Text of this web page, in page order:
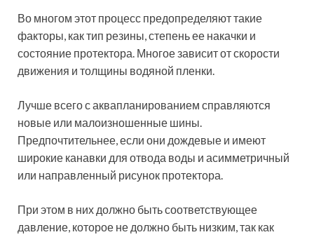
Во многом этот процесс предопределяют такие
факторы, как тип резины, степень ее накачки и
состояние протектора. Многое зависит от скорости
движения и толщины водяной пленки.
Лучше всего с аквапланированием справляются
новые или малоизношенные шины.
Предпочтительнее, если они дождевые и имеют
широкие канавки для отвода воды и асимметричный
или направленный рисунок протектора.
При этом в них должно быть соответствующее
давление, которое не должно быть низким, так как